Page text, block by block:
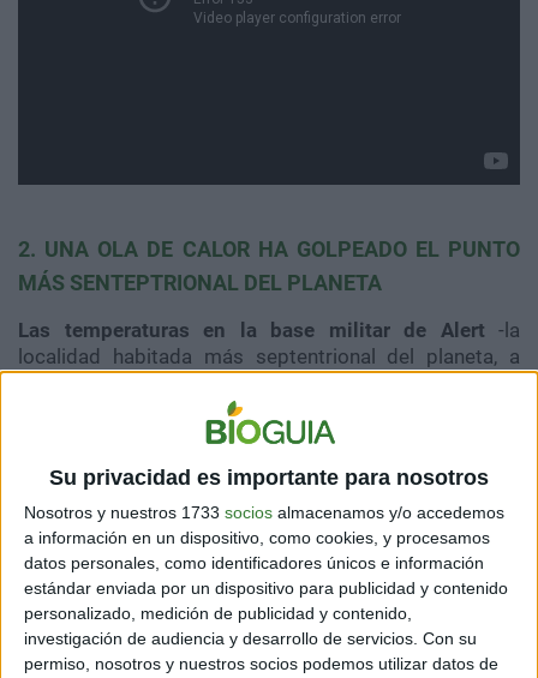
Su privacidad es importante para nosotros
Nosotros y nuestros 1733 socios almacenamos y/o accedemos
a información en un dispositivo, como cookies, y procesamos
datos personales, como identificadores únicos e información
estándar enviada por un dispositivo para publicidad y contenido
personalizado, medición de publicidad y contenido,
investigación de audiencia y desarrollo de servicios. Con su
permiso, nosotros y nuestros socios podemos utilizar datos de
2. UNA OLA DE CALOR HA GOLPEADO EL PUNTO
MÁS SENTEPTRIONAL DEL PLANETA
Las temperaturas en la base militar de Alert -la
localidad habitada más septentrional del planeta, a
y establecieron un "récord de calor
absoluto" para el verano boreal.
Además, laAntártidaregistrótemperaturas superiores
a los 20ºC,algo "nunca visto" en el continente blanco,
según dijo a la agencia AFP el científico brasileño
Carlos Schaefer, que realizó sus mediciones en la isla
Marambio (o Seymour). La temperatura registrada el 9
de febrero fue de 20.75ºC, agregó Schaefer.